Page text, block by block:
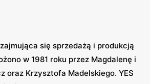
się sprzedażą i produkcją
w 1981 roku przez Magdalenę i
oraz Krzysztofa Madelskiego. YES